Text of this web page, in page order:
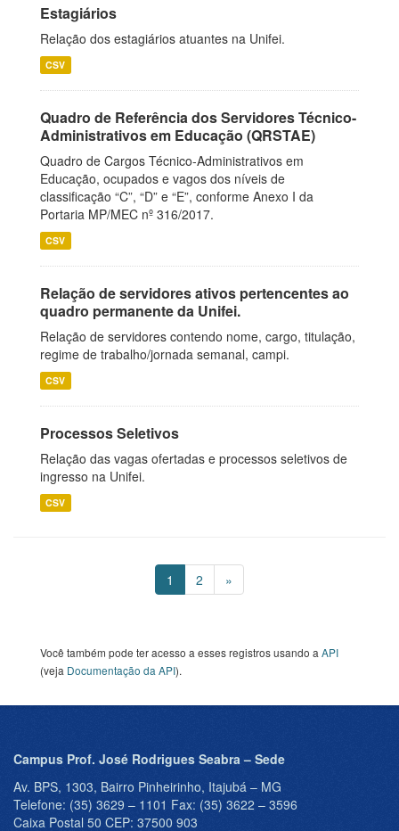
Estagiários
Relação dos estagiários atuantes na Unifei.
CSV
Quadro de Referência dos Servidores Técnico-
Administrativos em Educação (QRSTAE)
Quadro de Cargos Técnico-Administrativos em
Educação, ocupados e vagos dos níveis de
classificação “C”, “D” e “E”, conforme Anexo I da
Portaria MP/MEC nº 316/2017.
CSV
Relação de servidores ativos pertencentes ao
quadro permanente da Unifei.
Relação de servidores contendo nome, cargo, titulação,
regime de trabalho/jornada semanal, campi.
CSV
Processos Seletivos
Relação das vagas ofertadas e processos seletivos de
ingresso na Unifei.
CSV
1 2 »
Você também pode ter acesso a esses registros usando a API
(veja Documentação da API).
Campus Prof. José Rodrigues Seabra – Sede
Av. BPS, 1303, Bairro Pinheirinho, Itajubá – MG
Telefone: (35) 3629 – 1101 Fax: (35) 3622 – 3596
Caixa Postal 50 CEP: 37500 903